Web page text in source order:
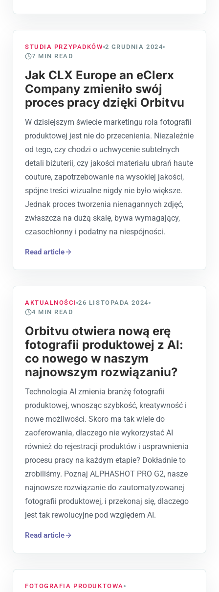
STUDIA PRZYPADKÓW 2 GRUDNIA 2024
7 MIN READ
Jak CLX Europe an eClerx
Company zmieniło swój
proces pracy dzięki Orbitvu
W dzisiejszym świecie marketingu rola fotografii
produktowej jest nie do przecenienia. Niezależnie
od tego, czy chodzi o uchwycenie subtelnych
detali biżuterii, czy jakości materiału ubrań haute
couture, zapotrzebowanie na wysokiej jakości,
spójne treści wizualne nigdy nie było większe.
Jednak proces tworzenia nienagannych zdjęć,
zwłaszcza na dużą skalę, bywa wymagający,
czasochłonny i podatny na niespójności.
Read article
AKTUALNOŚCI 26 LISTOPADA 2024
4 MIN READ
Orbitvu otwiera nową erę
fotografii produktowej z AI:
co nowego w naszym
najnowszym rozwiązaniu?
Technologia AI zmienia branżę fotografii
produktowej, wnosząc szybkość, kreatywność i
nowe możliwości. Skoro ma tak wiele do
zaoferowania, dlaczego nie wykorzystać AI
również do rejestracji produktów i usprawnienia
procesu pracy na każdym etapie? Dokładnie to
zrobiliśmy. Poznaj ALPHASHOT PRO G2, nasze
najnowsze rozwiązanie do zautomatyzowanej
fotografii produktowej, i przekonaj się, dlaczego
jest tak rewolucyjne pod względem AI.
Read article
FOTOGRAFIA PRODUKTOWA